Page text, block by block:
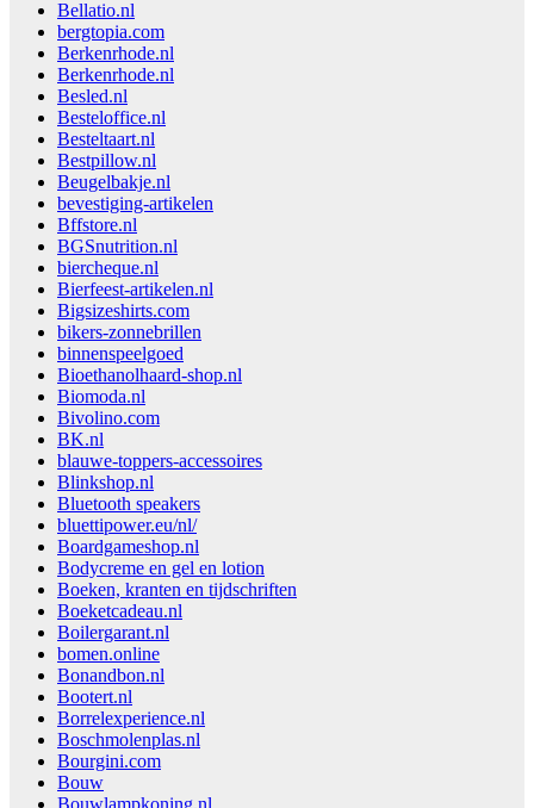
Bellatio.nl
bergtopia.com
Berkenrhode.nl
Berkenrhode.nl
Besled.nl
Besteloffice.nl
Besteltaart.nl
Bestpillow.nl
Beugelbakje.nl
bevestiging-artikelen
Bffstore.nl
BGSnutrition.nl
biercheque.nl
Bierfeest-artikelen.nl
Bigsizeshirts.com
bikers-zonnebrillen
binnenspeelgoed
Bioethanolhaard-shop.nl
Biomoda.nl
Bivolino.com
BK.nl
blauwe-toppers-accessoires
Blinkshop.nl
Bluetooth speakers
bluettipower.eu/nl/
Boardgameshop.nl
Bodycreme en gel en lotion
Boeken, kranten en tijdschriften
Boeketcadeau.nl
Boilergarant.nl
bomen.online
Bonandbon.nl
Bootert.nl
Borrelexperience.nl
Boschmolenplas.nl
Bourgini.com
Bouw
Bouwlampkoning.nl